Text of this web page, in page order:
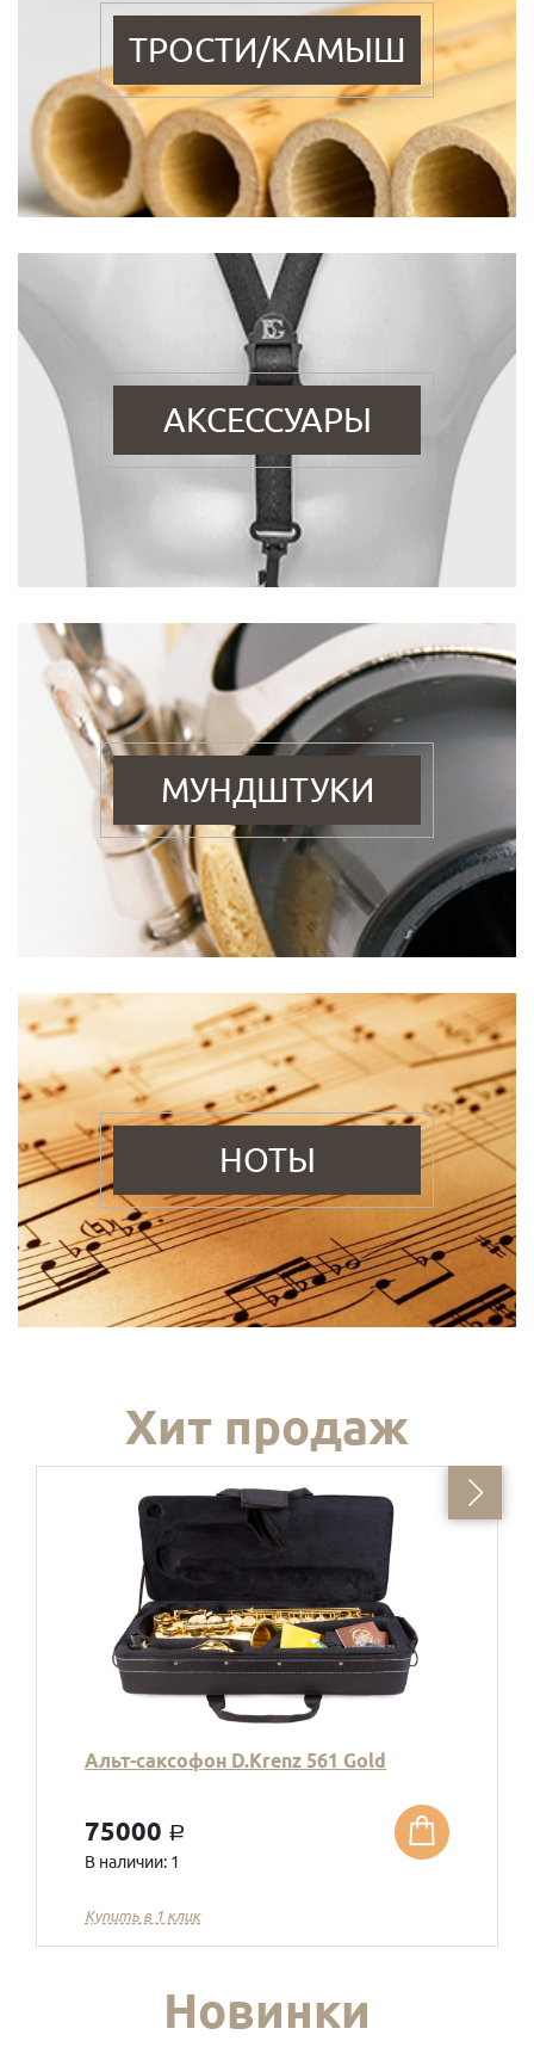
ТРОСТИ/КАМЫШ
АКСЕССУАРЫ
МУНДШТУКИ
НОТЫ
Хит продаж
Альт-саксофон D.Krenz 561 Gold
75000 a
В наличии: 1
Купить в 1 клик
Новинки